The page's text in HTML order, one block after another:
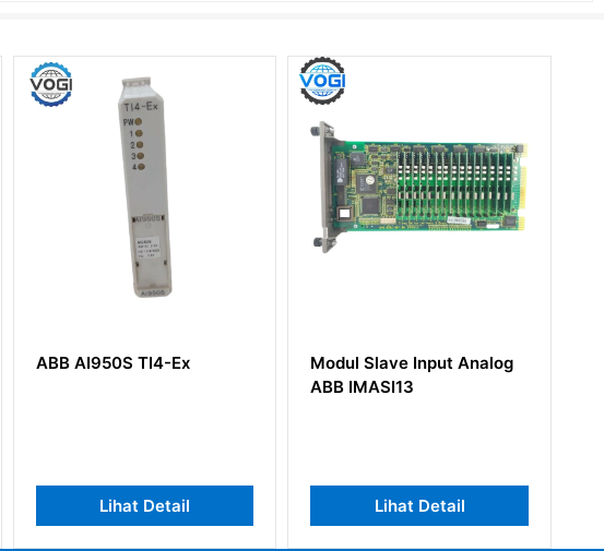
Modul Slave Input Analog
ABB DI814
Digital Input 24V Current